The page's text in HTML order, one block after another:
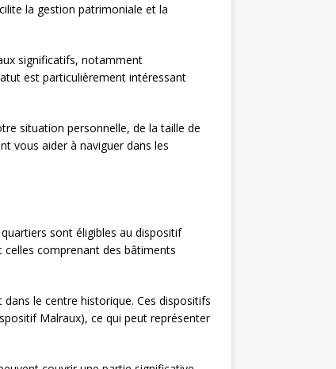
la gestion patrimoniale et la
significatifs, notamment
est particulièrement intéressant
situation personnelle, de la taille de
vous aider à naviguer dans les
sont éligibles au dispositif
celles comprenant des bâtiments
le centre historique. Ces dispositifs
Malraux), ce qui peut représenter